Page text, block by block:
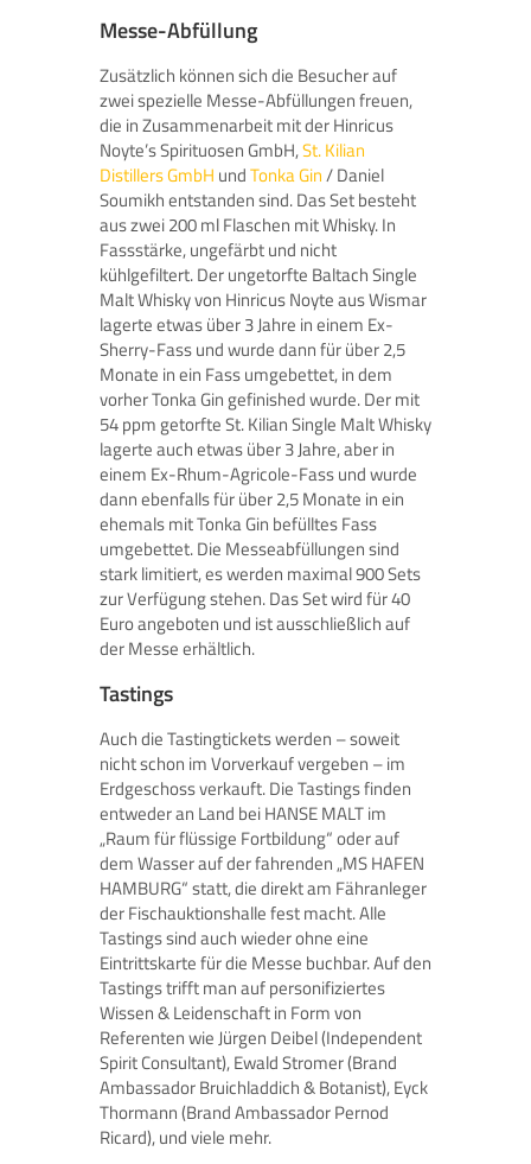
Messe-Abfüllung
Zusätzlich können sich die Besucher auf
zwei spezielle Messe-Abfüllungen freuen,
die in Zusammenarbeit mit der Hinricus
Noyte’s Spirituosen GmbH,St. Kilian
Distillers GmbH undTonka Gin/ Daniel
Soumikh entstanden sind. Das Set besteht
aus zwei 200 ml Flaschen mit Whisky. In
Fassstärke, ungefärbt und nicht
kühlgefiltert. Der ungetorfte Baltach Single
Malt Whisky von Hinricus Noyte aus Wismar
lagerte etwas über 3 Jahre in einem Ex-
Sherry-Fass und wurde dann für über 2,5
Monate in ein Fass umgebettet, in dem
vorher Tonka Gin gefinished wurde. Der mit
54 ppm getorfte St. Kilian Single Malt Whisky
lagerte auch etwas über 3 Jahre, aber in
einem Ex-Rhum-Agricole-Fass und wurde
dann ebenfalls für über 2,5 Monate in ein
ehemals mit Tonka Gin befülltes Fass
umgebettet. Die Messeabfüllungen sind
stark limitiert, es werden maximal 900 Sets
zur Verfügung stehen. Das Set wird für 40
Euro angeboten und ist ausschließlich auf
der Messe erhältlich.
Tastings
Auch die Tastingtickets werden – soweit
nicht schon im Vorverkauf vergeben – im
Erdgeschoss verkauft. Die Tastings finden
entweder an Land bei HANSE MALT im
„Raum für flüssige Fortbildung“ oder auf
dem Wasser auf der fahrenden „MS HAFEN
HAMBURG“ statt, die direkt am Fähranleger
der Fischauktionshalle fest macht. Alle
Tastings sind auch wieder ohne eine
Eintrittskarte für die Messe buchbar. Auf den
Tastings trifft man auf personifiziertes
Wissen & Leidenschaft in Form von
Referenten wie Jürgen Deibel (Independent
Spirit Consultant), Ewald Stromer (Brand
Ambassador Bruichladdich & Botanist), Eyck
Thormann (Brand Ambassador Pernod
Ricard), und viele mehr.